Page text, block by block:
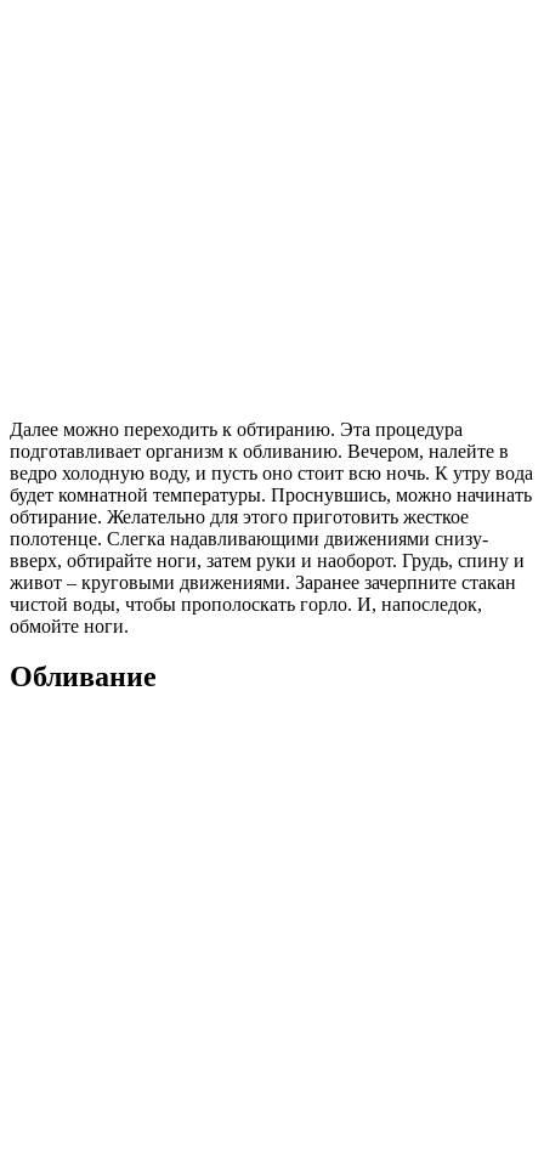
Далее можно переходить к обтиранию. Эта процедура
подготавливает организм к обливанию. Вечером, налейте в
ведро холодную воду, и пусть оно стоит всю ночь. К утру вода
будет комнатной температуры. Проснувшись, можно начинать
обтирание. Желательно для этого приготовить жесткое
полотенце. Слегка надавливающими движениями снизу-
вверх, обтирайте ноги, затем руки и наоборот. Грудь, спину и
живот – круговыми движениями. Заранее зачерпните стакан
чистой воды, чтобы прополоскать горло. И, напоследок,
обмойте ноги.
Обливание